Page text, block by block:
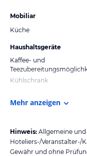
Mobiliar
Küche
Haushaltsgeräte
Kaffee- und
Kühlschrank
Mehr anzeigen
Hinweis: Allgemeine
Hoteliers-/Veranstalter-/
Gewähr und ohne